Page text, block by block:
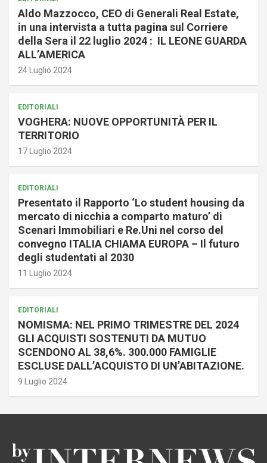
Aldo Mazzocco, CEO di Generali Real Estate,
in una intervista a tutta pagina sul Corriere
della Sera il 22 luglio 2024 : IL LEONE GUARDA
ALL’AMERICA
24 Luglio 2024
EDITORIALI
VOGHERA: NUOVE OPPORTUNITÀ PER IL
TERRITORIO
17 Luglio 2024
EDITORIALI
Presentato il Rapporto ‘Lo student housing da
mercato di nicchia a comparto maturo’ di
Scenari Immobiliari e Re.Uni nel corso del
convegno ITALIA CHIAMA EUROPA – Il futuro
degli studentati al 2030
11 Luglio 2024
EDITORIALI
NOMISMA: NEL PRIMO TRIMESTRE DEL 2024
GLI ACQUISTI SOSTENUTI DA MUTUO
SCENDONO AL 38,6%. 300.000 FAMIGLIE
ESCLUSE DALL’ACQUISTO DI UN’ABITAZIONE.
9 Luglio 2024